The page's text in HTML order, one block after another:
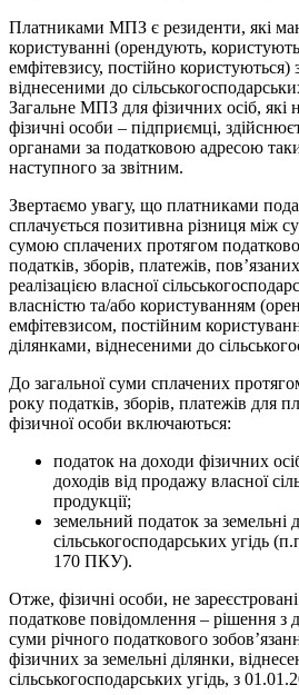
Платниками МПЗ є резиденти, які
користуванні (орендують,
емфітевзису, постійно
віднесеними до
Загальне МПЗ для фізичних осіб, які
фізичні особи – підприємці,
органами за податковою адресою
наступного за звітним.
Звертаємо увагу, що платниками
сплачується позитивна різниця між
сумою сплачених протягом
податків, зборів, платежів,
реалізацією власної
власністю та/або користуванням
емфітевзисом, постійним
ділянками, віднесеними до
До загальної суми сплачених
року податків, зборів, платежів для
фізичної особи включаються:
податок на доходи фізичних
доходів від продажу власної
продукції;
земельний податок за земельні
сільськогосподарських угідь
170 ПКУ).
Отже, фізичні особи, не
податкове повідомлення – рішення з
суми річного податкового
фізичних за земельні ділянки,
сільськогосподарських угідь, з